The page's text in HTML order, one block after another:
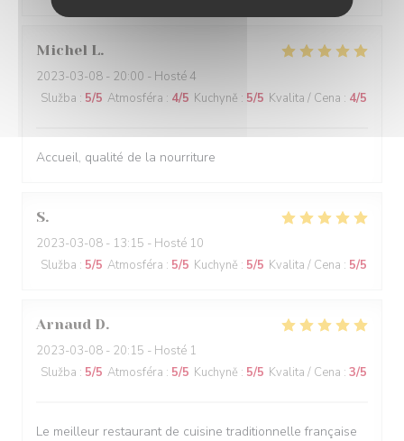
Michel L
2023-03-08 - 20:00 - Hosté 4
Služba : 5/5 Atmosféra : 4/5 Kuchyně : 5/5 Kvalita / Cena : 4/5
Accueil, qualité de la nourriture
S
2023-03-08 - 13:15 - Hosté 10
Služba : 5/5 Atmosféra : 5/5 Kuchyně : 5/5 Kvalita / Cena : 5/5
Arnaud D
2023-03-08 - 20:15 - Hosté 1
Služba : 5/5 Atmosféra : 5/5 Kuchyně : 5/5 Kvalita / Cena : 3/5
Le meilleur restaurant de cuisine traditionnelle française